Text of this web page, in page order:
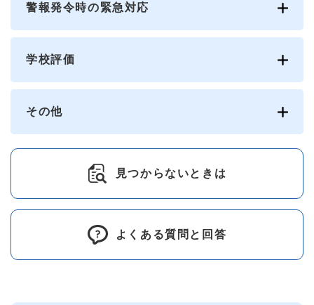
警報発令時の緊急対応
学校評価
その他
見つからないときは
よくある質問と回答